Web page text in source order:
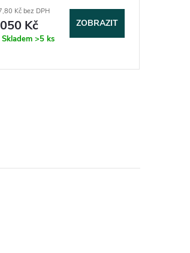
Kč bez DPH
Kč
Skladem >5 ks
ZOBRAZIT